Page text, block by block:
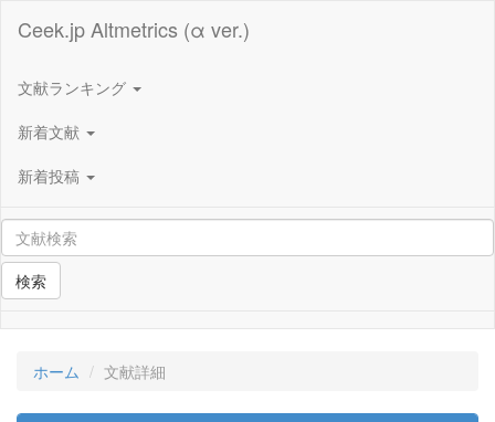
Ceek.jp Altmetrics (α ver.)
文献ランキング
新着文献
新着投稿
検索
ホーム 文献詳細